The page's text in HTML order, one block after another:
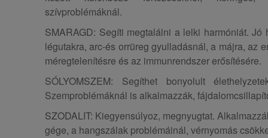
szívproblémáknál.
SMARAGD: Segíti megtalálni a lelki harmóniát. Jó
légutakra, arc-és orrüreg gyulladásnál, a májra, az
méregtelenítésre és az immunrendszer erősítésére.
SÓLYOMSZEM: Segíthet bonyolult
Szemproblémáknál is alkalmazzák,
SZODALIT: Kiegyensúlyoz, megnyugtat.
gége, a hangszálak problémáinál, vérnyomás